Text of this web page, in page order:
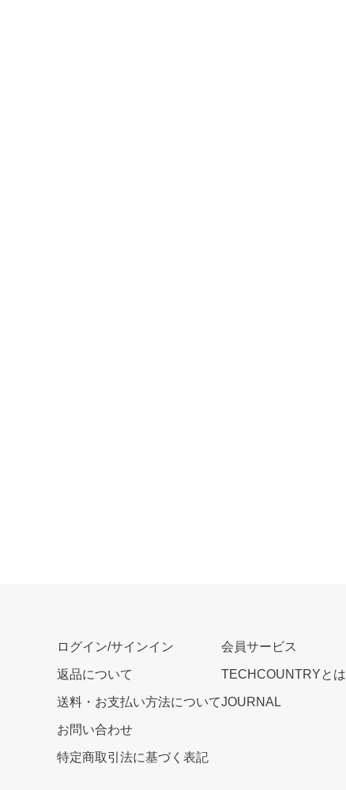
ログイン/サインイン
返品について
送料・お支払い方法について
お問い合わせ
特定商取引法に基づく表記
会員サービス
TECHCOUNTRYとは
JOURNAL